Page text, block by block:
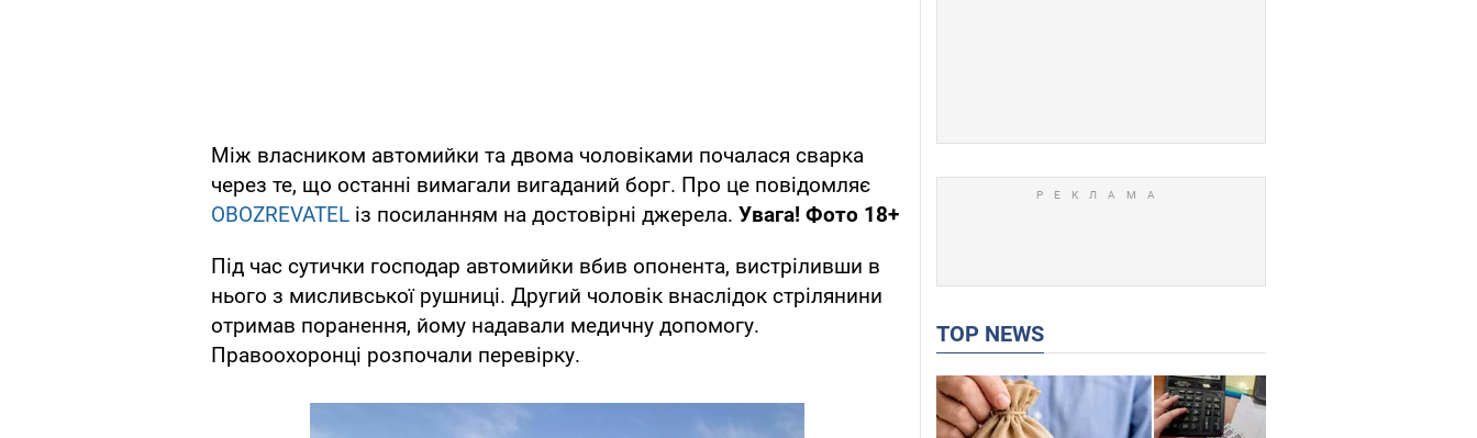
Між власником автомийки та двома чоловіками почалася сварка
через те, що останні вимагали вигаданий борг. Про це повідомляє
OBOZREVATEL із посиланням на достовірні джерела. Увага! Фото 18+
Під час сутички господар автомийки вбив опонента, вистріливши в
нього з мисливської рушниці. Другий чоловік внаслідок стрілянини
отримав поранення, йому надавали медичну допомогу.
Правоохоронці розпочали перевірку.
TOP NEWS